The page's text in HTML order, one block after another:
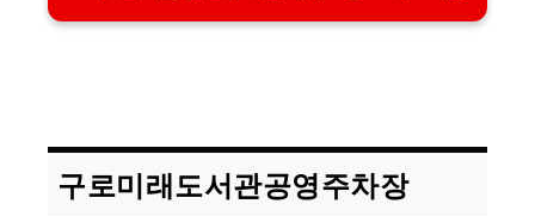
구로미래도서관공영주차장